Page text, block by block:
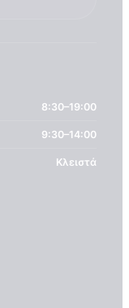
8:30–19:00
9:30–14:00
Κλειστά